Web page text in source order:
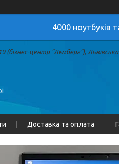
4000 ноутбуків
(бізнес-центр "Лємберг"), Львівська
Доставка та оплата